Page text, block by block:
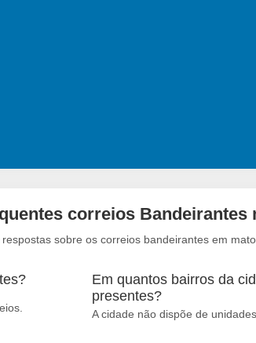
correios Bandeirantes
sobre os correios bandeirantes em
Em quantos bairros da
presentes?
A cidade não dispõe de